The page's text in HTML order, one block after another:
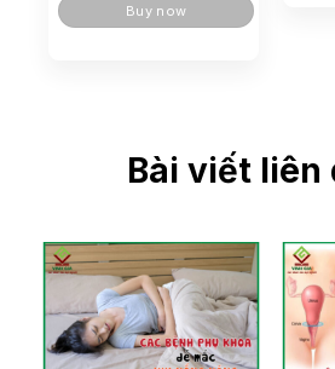
Buy now
Bài viết liên